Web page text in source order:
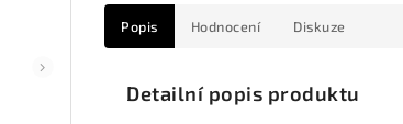
Popis Hodnocení Diskuze
Detailní popis produktu